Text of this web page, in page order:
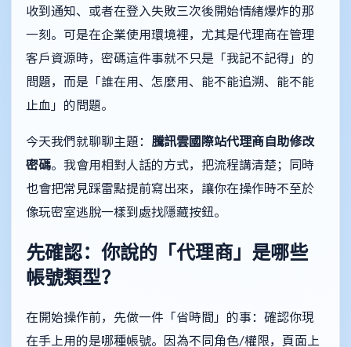
收到通知、或者在登入失敗三次後開始情緒爆炸的那
一刻。可是在企業使用環境裡，尤其是代理商在管理
客戶資源時，密碼這件事就不只是「我記不記得」的
問題，而是「誰在用、怎麼用、能不能追溯、能不能
止血」的問題。
今天我們就聊聊主題： 騰訊雲國際站代理商自助修改
密碼。我會用相對人話的方式，把流程講清楚；同時
也會把常見踩雷點提前寫出來，讓你在操作時不至於
像玩密室逃脫一樣到處找隱藏按鈕。
先確認：你說的「代理商」是哪些
帳號類型？
在開始操作前，先做一件「省時間」的事：確認你現
在手上用的是哪種帳號。因為不同角色/權限，頁面上